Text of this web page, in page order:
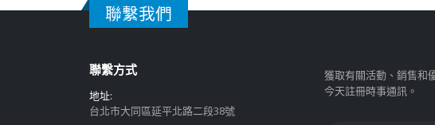
聯繫我們
聯繫方式
地址:
台北市大同區延平北路二段38號
獲取有關活動、銷售和
今天註冊時事通訊。